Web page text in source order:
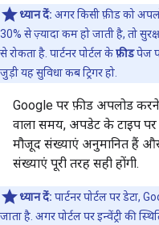
ध्यान दें: अगर किसी फ़ीड को
30% से ज़्यादा कम हो जाती है, तो
से रोकता है. पार्टनर पोर्टल केफ़ीडपेज
जुड़ी यह सुविधा कब ट्रिगर हो.
Google पर फ़ीड अपलोड
वाला समय, अपडेट के टाइप पर
मौजूद संख्याएं अनुमानित हैं और
संख्याएं पूरी तरह सही होंगी.
ध्यान दें: पार्टनर पोर्टल पर
जाता है. अगर पोर्टल पर इन्वेंट्री की